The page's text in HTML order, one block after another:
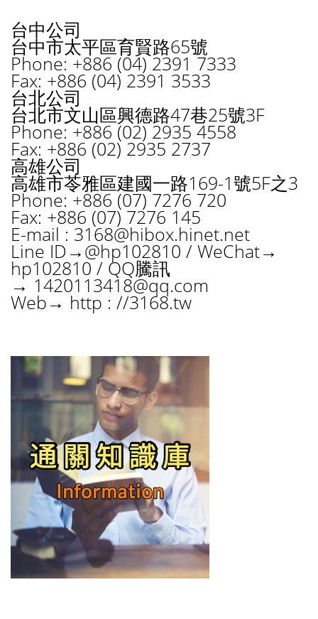
台中公司
台中市太平區育賢路65號
Phone: +886 (04) 2391 7333
Fax: +886 (04) 2391 3533
台北公司
台北市文山區興德路47巷25號3F
Phone: +886 (02) 2935 4558
Fax: +886 (02) 2935 2737
高雄公司
高雄市苓雅區建國一路169-1號5F之3
Phone: +886 (07) 7276 720
Fax: +886 (07) 7276 145
E-mail : 3168@hibox.hinet.net
Line ID→@hp102810 / WeChat→
hp102810 / QQ騰訊
→ 1420113418@qq.com
Web→ http : //3168.tw